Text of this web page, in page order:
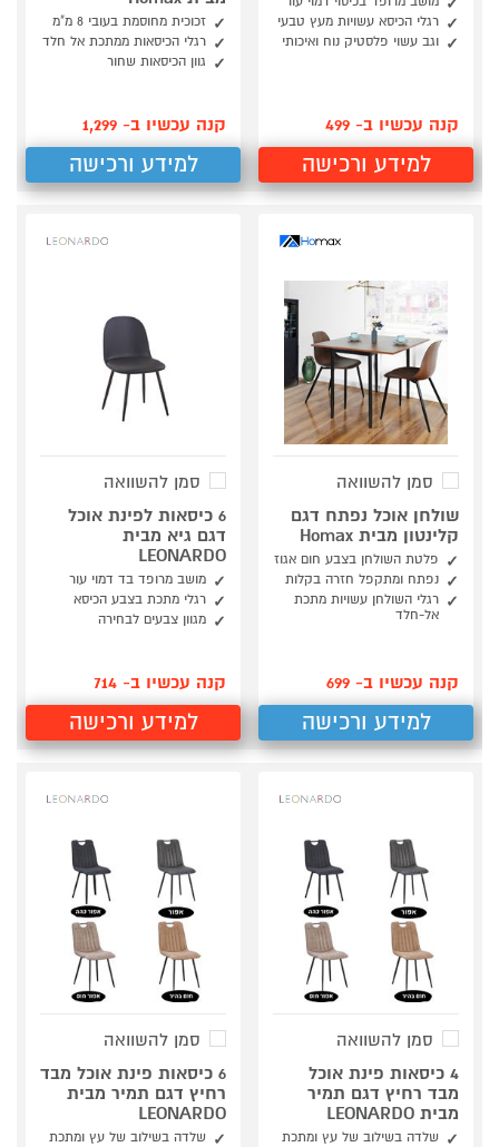
רגלי הכיסא עשויות מעץ טבעי
וגב עשוי פלסטיק נוח ואיכותי
קנה עכשיו ב- 499
למידע ורכישה
זכוכית מחוסמת בעובי 8 מ"מ
רגלי הכיסאות ממתכת אל חלד
גוון הכיסאות שחור
קנה עכשיו ב- 1,299
למידע ורכישה
סמן להשוואה
שולחן אוכל נפתח דגם
קלינטון מבית Homax
פלטת השולחן בצבע חום אגוז
נפתח ומתקפל חזרה בקלות
רגלי השולחן עשויות מתכת
אל-חלד
קנה עכשיו ב- 699
למידע ורכישה
סמן להשוואה
6 כיסאות לפינת אוכל
דגם גיא מבית
LEONARDO
מושב מרופד בד דמוי עור
רגלי מתכת בצבע הכיסא
מגוון צבעים לבחירה
קנה עכשיו ב- 714
למידע ורכישה
סמן להשוואה
4 כיסאות פינת אוכל
מבד רחיץ דגם תמיר
מבית LEONARDO
שלדה בשילוב של עץ ומתכת
סמן להשוואה
6 כיסאות פינת אוכל מבד
רחיץ דגם תמיר מבית
LEONARDO
שלדה בשילוב של עץ ומתכת